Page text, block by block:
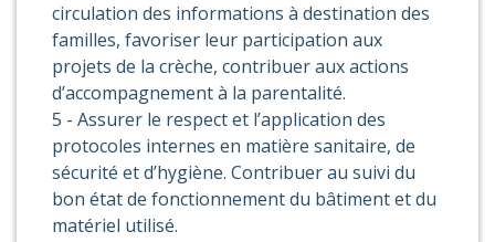
circulation des informations à destination des
familles, favoriser leur participation aux
projets de la crèche, contribuer aux actions
d’accompagnement à la parentalité.
5 - Assurer le respect et l’application des
protocoles internes en matière sanitaire, de
sécurité et d’hygiène. Contribuer au suivi du
bon état de fonctionnement du bâtiment et du
matériel utilisé.